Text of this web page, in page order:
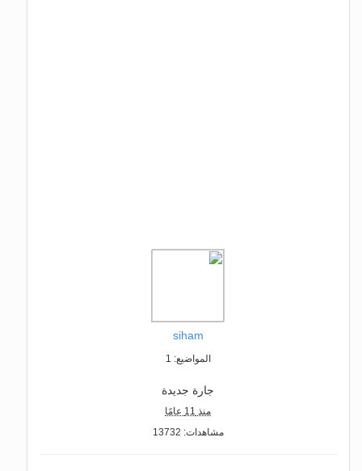
siham
المواضيع: 1
جارة جديدة
منذ 11 عامًا
مشاهدات: 13732